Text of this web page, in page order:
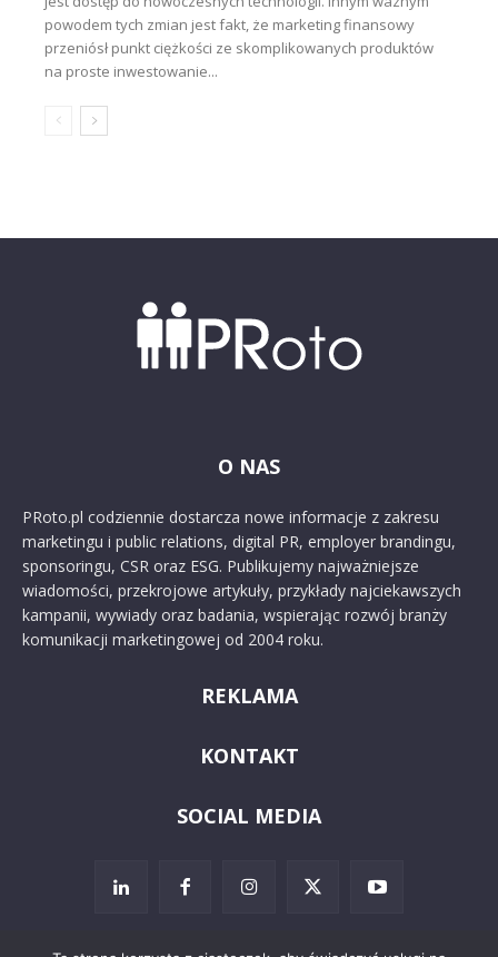
powodem tych zmian jest fakt, że marketing finansowy
przeniósł punkt ciężkości ze skomplikowanych produktów
na proste inwestowanie...
O NAS
PRoto.pl codziennie dostarcza nowe informacje z zakresu
marketingu i public relations, digital PR, employer brandingu,
sponsoringu, CSR oraz ESG. Publikujemy najważniejsze
wiadomości, przekrojowe artykuły, przykłady najciekawszych
kampanii, wywiady oraz badania, wspierając rozwój branży
komunikacji marketingowej od 2004 roku.
REKLAMA
KONTAKT
SOCIAL MEDIA